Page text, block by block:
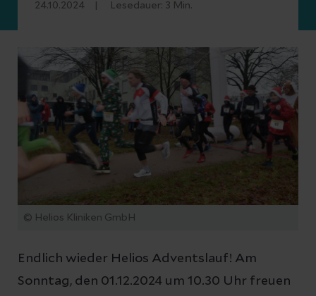
24.10.2024 Lesedauer: 3 Min.
© Helios Kliniken GmbH
Endlich wieder Helios Adventslauf! Am
Sonntag, den 01.12.2024 um 10.30 Uhr freuen